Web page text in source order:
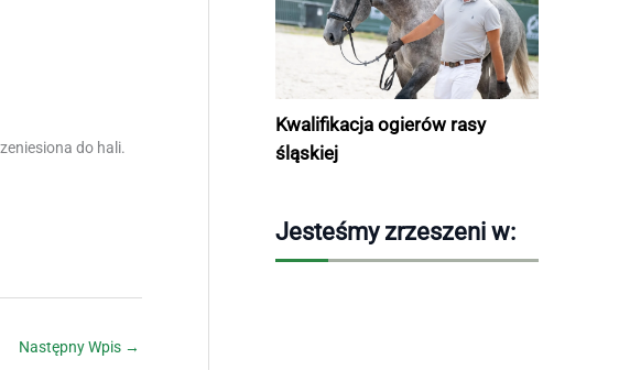
do hali.
Następny Wpis →
Kwalifikacja ogierów rasy
śląskiej
Jesteśmy zrzeszeni w: